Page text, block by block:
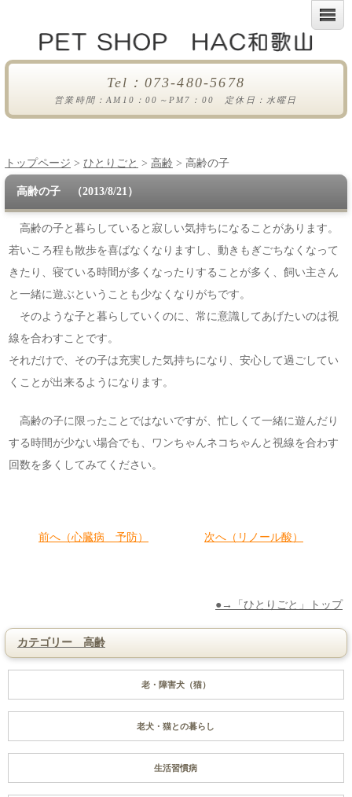
Tel：073-480-5678
営業時間：AM10：00～PM7：00 定休日：水曜日
トップページ > ひとりごと > 高齢 > 高齢の子
高齢の子 （2013/8/21）
高齢の子と暮らしていると寂しい気持ちになることがあります。
若いころ程も散歩を喜ばなくなりますし、動きもぎごちなくなって
きたり、寝ている時間が多くなったりすることが多く、飼い主さん
と一緒に遊ぶということも少なくなりがちです。
そのような子と暮らしていくのに、常に意識してあげたいのは視
線を合わすことです。
それだけで、その子は充実した気持ちになり、安心して過ごしてい
くことが出来るようになります。
高齢の子に限ったことではないですが、忙しくて一緒に遊んだり
する時間が少ない場合でも、ワンちゃんネコちゃんと視線を合わす
回数を多くしてみてください。
前へ（心臓病 予防） 次へ（リノール酸）
●→「ひとりごと」トップ
カテゴリー 高齢
老・障害犬（猫）
老犬・猫との暮らし
生活習慣病